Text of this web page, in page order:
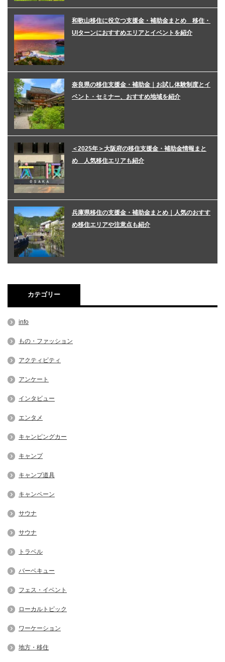
和歌山移住に役立つ支援金・補助金まとめ 移住・
UIターンにおすすめエリアとイベントを紹介
奈良県の移住支援金・補助金｜お試し体験制度とイ
ベント・セミナー、おすすめ地域を紹介
＜2025年＞大阪府の移住支援金・補助金情報まと
め 人気移住エリアも紹介
兵庫県移住の支援金・補助金まとめ｜人気のおすす
め移住エリアや注意点も紹介
カテゴリー
info
もの・ファッション
アクティビティ
アンケート
インタビュー
エンタメ
キャンピングカー
キャンプ
キャンプ道具
キャンペーン
サウナ
サウナ
トラベル
バーベキュー
フェス・イベント
ローカルトピック
ワーケーション
地方・移住